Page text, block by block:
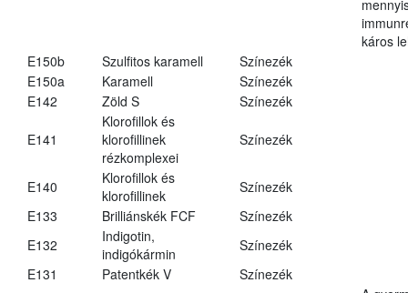
káros
E150b
Szulfitos karamell
Színezék
E150a
Karamell
Színezék
E142
Zöld S Színezék
E141
Klorofillok és
klorofillinek
rézkomplexei
Színezék
E140
Klorofillok és
klorofillinek
Színezék
E133
Brilliánskék FCF
Színezék
E132
Indigotin,
indigókármin
Színezék
E131
Patentkék V Színezék